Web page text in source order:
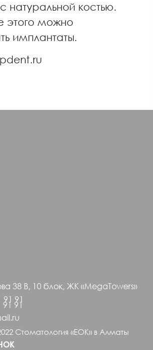
натуральной костью.
этого можно
имплантаты.
38 В, 10 блок, ЖК «MegaTowers»
91 91
91
Стоматология «ЕОК» в Алматы